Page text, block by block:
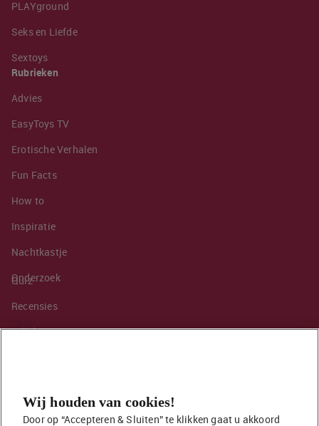
PLAYground
Seks en Liefde
Sextoys
Rubrieken
Advies
EasyToys TV
Erotische Verhalen
Fun Facts
How to
Inspiratie
Nachtkastje
Onderzoek
Quiz
Recensies
Sekshoroscoop
Toy van de maand
Wij houden van cookies!
Door op “Accepteren & Sluiten” te klikken gaat u akkoord